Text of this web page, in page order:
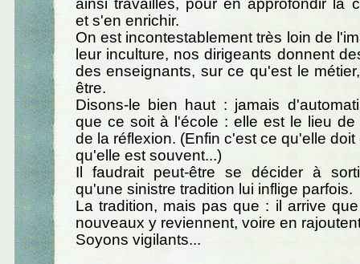
et s'en enrichir.
On est incontestablement très loin de
leur inculture, nos dirigeants donnent
des enseignants, sur ce qu'est le
être.
Disons-le bien haut : jamais
que ce soit à l'école : elle est le lieu de
de la réflexion. (Enfin c'est ce qu'elle doit
qu'elle est souvent...)
Il faudrait peut-être se décider à
qu'une sinistre tradition lui inflige parfois.
La tradition, mais pas que : il arrive
nouveaux y reviennent, voire en
Soyons vigilants...